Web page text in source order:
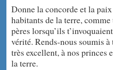
Donne la concorde et la
habitants de la terre, comme
pères lorsqu’ils
vérité. Rends-nous soumis
très excellent, à nos princes
la terre.